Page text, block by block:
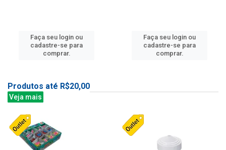
Faça seu login ou
cadastre-se para
comprar.
Faça seu login ou
cadastre-se para
comprar.
Produtos até R$20,00
Veja mais